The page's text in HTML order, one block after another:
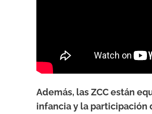
Además, las ZCC están
infancia y la participación